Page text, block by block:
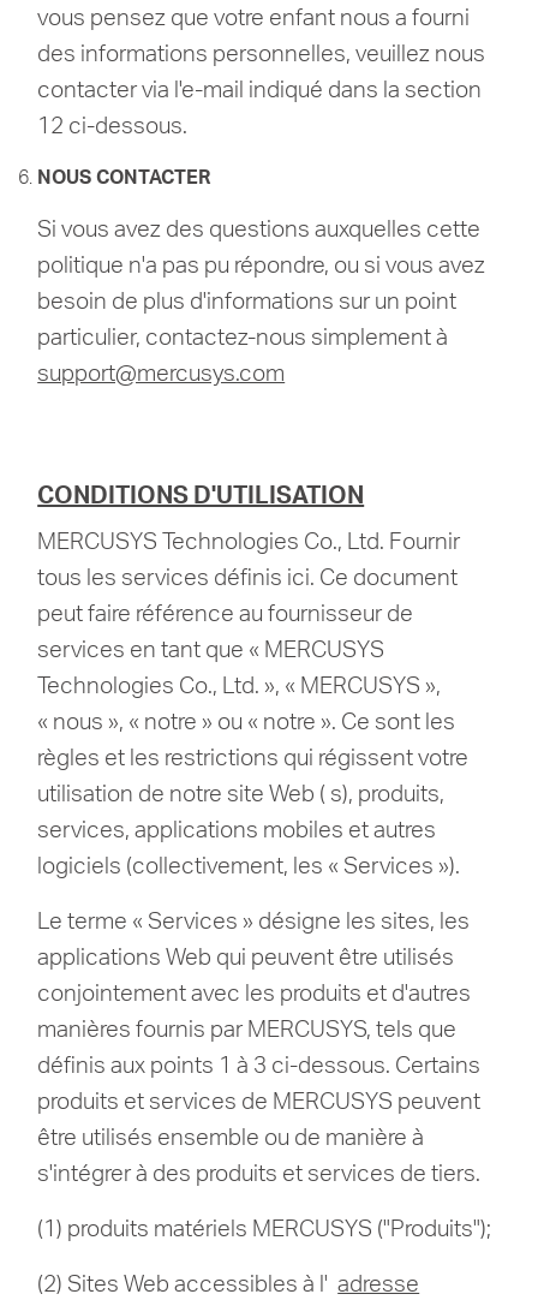
vous pensez que votre enfant nous a fourni
des informations personnelles, veuillez nous
contacter via l'e-mail indiqué dans la section
12 ci-dessous.
NOUS CONTACTER
Si vous avez des questions auxquelles cette
politique n'a pas pu répondre, ou si vous avez
besoin de plus d'informations sur un point
particulier, contactez-nous simplement à
support@mercusys.com
CONDITIONS D'UTILISATION
MERCUSYS Technologies Co., Ltd. Fournir
tous les services définis ici. Ce document
peut faire référence au fournisseur de
services en tant que « MERCUSYS
Technologies Co., Ltd. », « MERCUSYS »,
« nous », « notre » ou « notre ». Ce sont les
règles et les restrictions qui régissent votre
utilisation de notre site Web ( s), produits,
services, applications mobiles et autres
logiciels (collectivement, les « Services »).
Le terme « Services » désigne les sites, les
applications Web qui peuvent être utilisés
conjointement avec les produits et d'autres
manières fournis par MERCUSYS, tels que
définis aux points 1 à 3 ci-dessous. Certains
produits et services de MERCUSYS peuvent
être utilisés ensemble ou de manière à
s'intégrer à des produits et services de tiers.
(1) produits matériels MERCUSYS ("Produits");
(2) Sites Web accessibles à l'adresse